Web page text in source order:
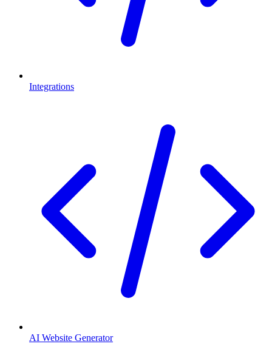
Integrations
AI Website Generator